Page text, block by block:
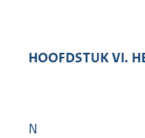
HOOFDSTUK VI.
N